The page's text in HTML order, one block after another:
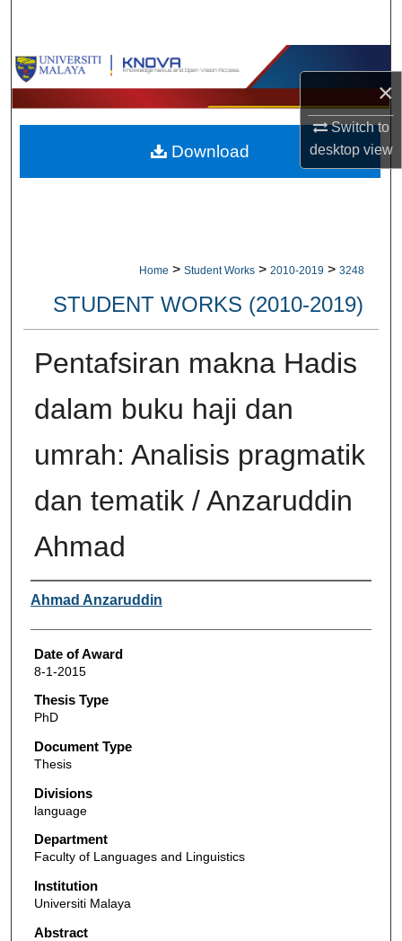
×
Switch to
desktopview
Browse Collections
My Account
About
Home > Student Works > 2010-2019 > 3248
STUDENT WORKS (2010-2019)
Pentafsiran makna Hadis
dalam buku haji dan
umrah: Analisis pragmatik
dan tematik / Anzaruddin
Ahmad
Author
Ahmad Anzaruddin
Date of Award
8-1-2015
Thesis Type
PhD
Document Type
Thesis
Divisions
language
Department
Faculty of Languages and Linguistics
Institution
Universiti Malaya
Abstract
Download